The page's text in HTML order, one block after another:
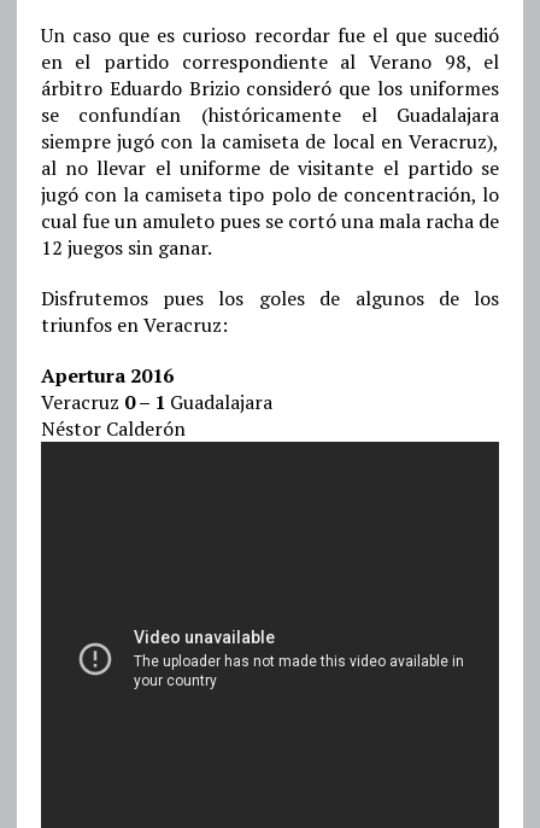
Un caso que es curioso recordar fue el que sucedió
en el partido correspondiente al Verano 98, el
árbitro Eduardo Brizio consideró que los uniformes
se confundían (históricamente el Guadalajara
siempre jugó con la camiseta de local en Veracruz),
al no llevar el uniforme de visitante el partido se
jugó con la camiseta tipo polo de concentración, lo
cual fue un amuleto pues se cortó una mala racha de
12 juegos sin ganar.
Disfrutemos pues los goles de algunos de los
triunfos en Veracruz:
Apertura 2016
Veracruz 0 – 1 Guadalajara
Néstor Calderón